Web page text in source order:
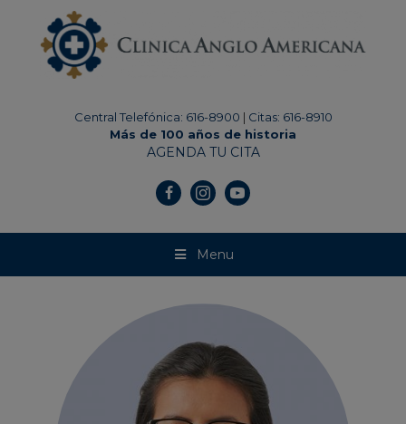
Central Telefónica: 616-8900 | Citas: 616-8910
Más de 100 años de historia
AGENDA TU CITA
Menu